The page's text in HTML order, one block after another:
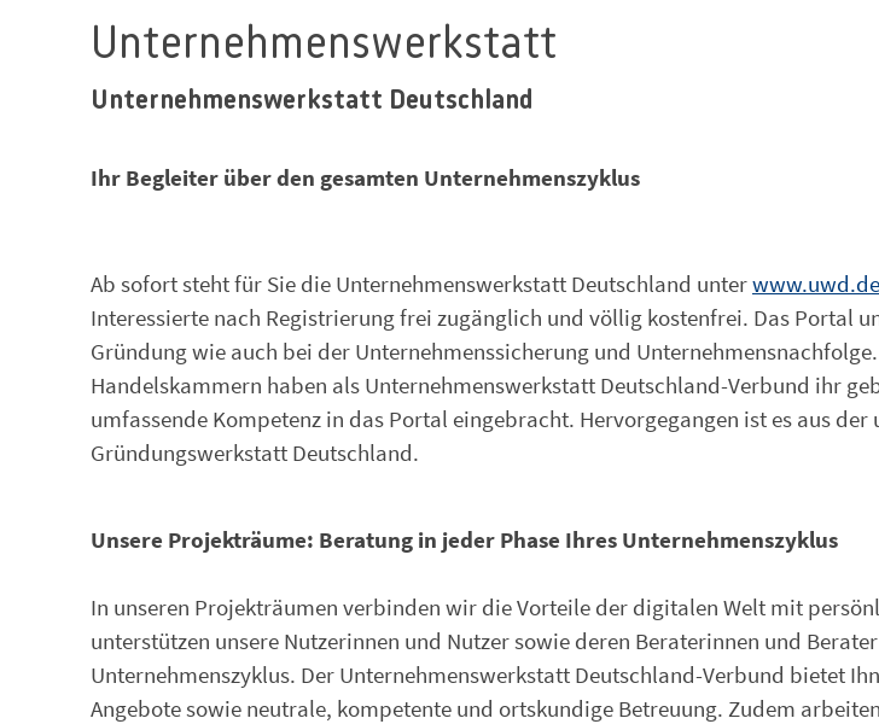
Unternehmenswerkstatt
Unternehmenswerkstatt Deutschland
Ihr Begleiter über den gesamten Unternehmenszyklus
Ab sofort steht für Sie die Unternehmenswerkstatt Deutschland unterwww.uwd.de
Interessierte nach Registrierung frei zugänglich und völlig kostenfrei. Das Portal
Gründung wie auch bei der Unternehmenssicherung und
Handelskammern haben als Unternehmenswerkstatt Deutschland-Verbund ihr
umfassende Kompetenz in das Portal eingebracht. Hervorgegangen ist es aus
Gründungswerkstatt Deutschland.
Unsere Projekträume: Beratung in jeder Phase Ihres Unternehmenszyklus
In unseren Projekträumen verbinden wir die Vorteile der digitalen Welt mit
unterstützen unsere Nutzerinnen und Nutzer sowie deren Beraterinnen und
Unternehmenszyklus. Der Unternehmenswerkstatt Deutschland-Verbund bietet
Angebote sowie neutrale, kompetente und ortskundige Betreuung. Zudem